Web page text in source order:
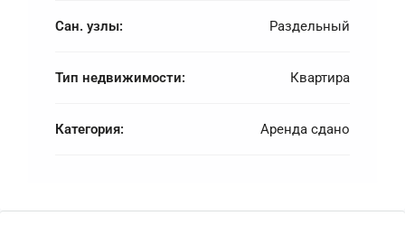
Сан. узлы: Раздельный
Тип недвижимости: Квартира
Категория: Аренда сдано